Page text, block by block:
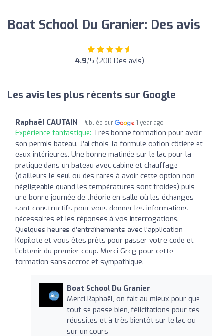
Boat School Du Granier: Des avis
4.9/5 (200 Des avis)
Les avis les plus récents sur Google
Raphaël CAUTAIN Publiée sur 1 year ago
Expérience fantastique: Très bonne formation pour avoir
son permis bateau. J’ai choisi la formule option côtière et
eaux intérieures. Une bonne matinée sur le lac pour la
pratique dans un bateau avec cabine et chauffage
(d’ailleurs le seul ou des rares à avoir cette option non
négligeable quand les températures sont froides) puis
une bonne journée de théorie en salle où les échanges
sont constructifs pour vous donner les informations
nécessaires et les réponses à vos interrogations.
Quelques heures d’entraînements avec l’application
Kopilote et vous êtes prêts pour passer votre code et
l’obtenir du premier coup. Merci Greg pour cette
formation sans accroc et sympathique.
Boat School Du Granier
Merci Raphaël, on fait au mieux pour que
tout se passe bien, félicitations pour tes
réussites et à très bientôt sur le lac ou
sur un cours️